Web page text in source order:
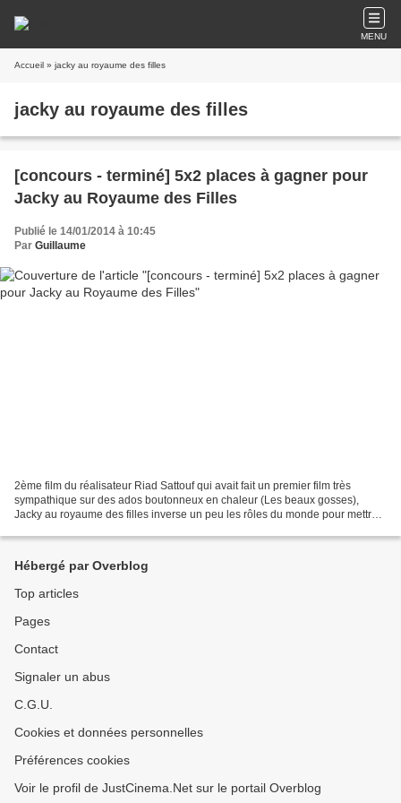
MENU
Accueil » jacky au royaume des filles
jacky au royaume des filles
[concours - terminé] 5x2 places à gagner pour
Jacky au Royaume des Filles
Publié le 14/01/2014 à 10:45
Par Guillaume
2ème film du réalisateur Riad Sattouf qui avait fait un premier film très
sympathique sur des ados boutonneux en chaleur (Les beaux gosses),
Jacky au royaume des filles inverse un peu les rôles du monde pour mettre
Hébergé par Overblog
Top articles
Pages
Contact
Signaler un abus
C.G.U.
Cookies et données personnelles
Préférences cookies
Voir le profil de JustCinema.Net sur le portail Overblog